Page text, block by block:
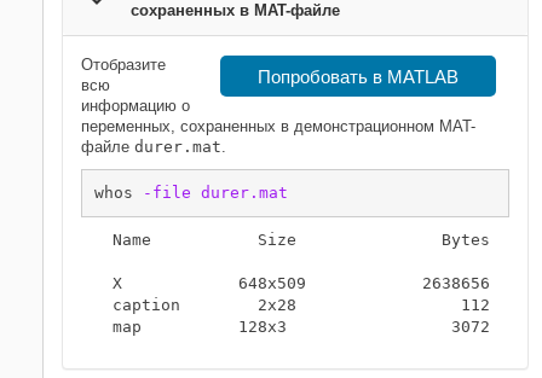
сохраненных в MAT-файле
Попробовать в MATLAB
Отобразите
всю
информацию о
переменных, сохраненных в демонстрационном MAT-
файле durer.mat.
whos -file durer.mat
Name           Size               Bytes
X            648x509
caption        2x28